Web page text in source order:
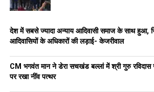
देश में सबसे ज्यादा अन्याय आदिवासी समाज के साथ हुआ,
आदिवासियों के अधिकारों की लड़ाई- केजरीवाल
CM भगवंत मान ने डेरा सचखंड बल्लां में श्री गुरु रविदास
पर रखा नींव पत्थर